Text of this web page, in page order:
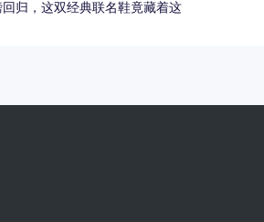
归，这双经典联名鞋竟藏着这